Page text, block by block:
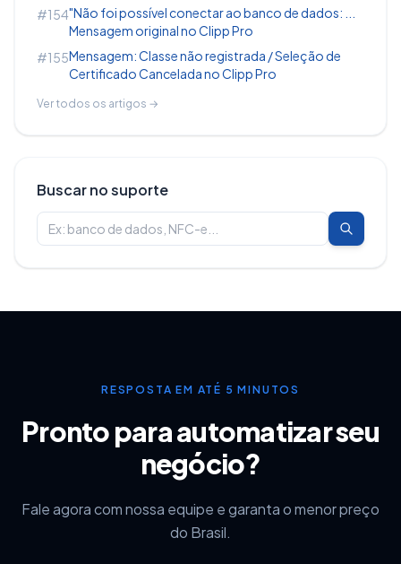
#154"Não foi possível conectar ao banco de dados: ...
Mensagem original no Clipp Pro
#155Mensagem: Classe não registrada / Seleção de
Certificado Cancelada no Clipp Pro
Ver todos os artigos →
Buscar no suporte
RESPOSTA EM ATÉ 5 MINUTOS
Pronto para automatizar seu
negócio?
Fale agora com nossa equipe e garanta o menor preço
do Brasil.